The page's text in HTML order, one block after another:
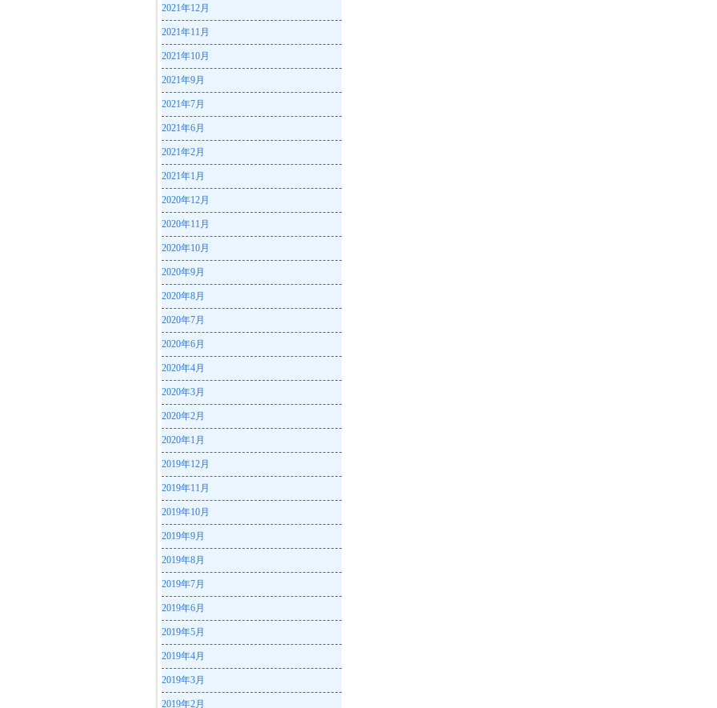
2021年12月
2021年11月
2021年10月
2021年9月
2021年7月
2021年6月
2021年2月
2021年1月
2020年12月
2020年11月
2020年10月
2020年9月
2020年8月
2020年7月
2020年6月
2020年4月
2020年3月
2020年2月
2020年1月
2019年12月
2019年11月
2019年10月
2019年9月
2019年8月
2019年7月
2019年6月
2019年5月
2019年4月
2019年3月
2019年2月